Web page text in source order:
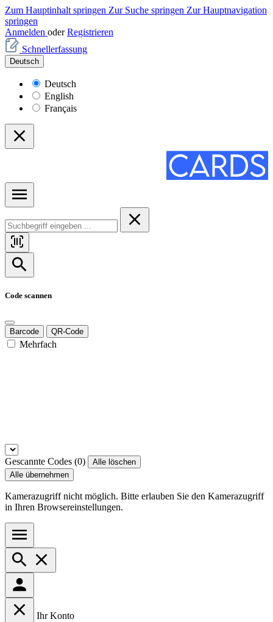
Zum Hauptinhalt springen Zur Suche springen Zur Hauptnavigation
springen
Anmelden oder Registrieren
Schnellerfassung
Deutsch
Deutsch
English
Français
Code scannen
Barcode QR-Code
Mehrfach
Gescannte Codes (0)
Alle löschen
Alle übernehmen
Kamerazugriff nicht möglich. Bitte erlauben Sie den Kamerazugriff
in Ihren Browsereinstellungen.
Ihr Konto